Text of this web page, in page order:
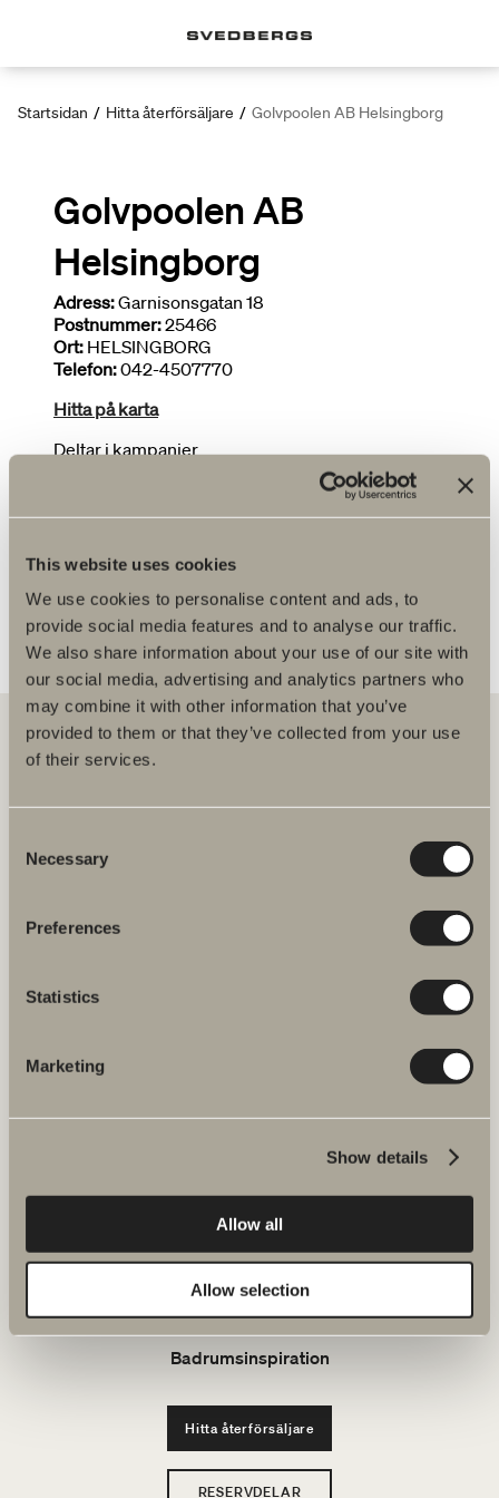
This website uses cookies
We use cookies to personalise content and ads, to
provide social media features and to analyse our traffic.
We also share information about your use of our site with
our social media, advertising and analytics partners who
may combine it with other information that you’ve
provided to them or that they’ve collected from your use
of their services.
Selection
Necessary
Preferences
Statistics
Marketing
Show details
Allow all
Allow selection
Startsidan / Hitta återförsäljare / Golvpoolen AB Helsingborg
Golvpoolen AB
Helsingborg
Adress:Garnisonsgatan 18
Postnummer:25466
Ort: HELSINGBORG
Telefon:042-4507770
Hitta på karta
Deltar i kampanjer
tvättställ och blandare till duschar, badkar, handdukstorkar och WC.
Svedbergs i Dalstorp AB
Klicka här för att komma till
Serier
Ritverktyg
Badrumsinspiration
Hitta återförsäljare
RESERVDELAR